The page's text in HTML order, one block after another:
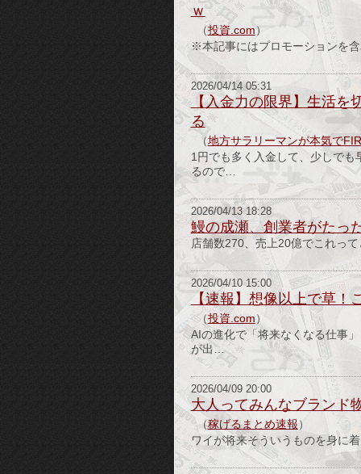
ｗ
（投資.com）
※本記事にはプロモーションを
2026/04/14 05:31
【入金力の限界】生活を
る
（地方サラリーマンが本気で
1円でも多く入金して、少しで
るので…
2026/04/13 18:28
鰻の成瀬、創業者がたっ
店舗数270、売上20億でこれっ
2026/04/10 15:00
【速報】想像以上で草
（投資.com）
AIの進化で「将来なくなる仕事
が出…
2026/04/09 20:00
大人ってみんなブランド
（稼げるまとめ速報）
ワイが将来そういうものを身に